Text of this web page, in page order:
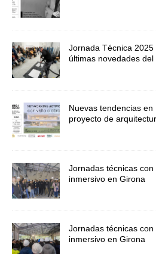
Jornada Técnica
últimas novedades del
Nuevas tendencias
proyecto de
Jornadas técnicas
inmersivo en Girona
Jornadas técnicas
inmersivo en Girona